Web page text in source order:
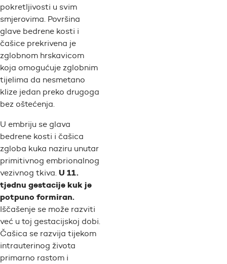
pokretljivosti u svim
smjerovima. Površina
glave bedrene kosti i
čašice prekrivena je
zglobnom hrskavicom
koja omogućuje zglobnim
tijelima da nesmetano
klize jedan preko drugoga
bez oštećenja.
U embriju se glava
bedrene kosti i čašica
zgloba kuka naziru unutar
primitivnog embrionalnog
vezivnog tkiva. U 11.
tjednu gestacije kuk je
potpuno formiran.
Iščašenje se može razviti
već u toj gestacijskoj dobi.
Čašica se razvija tijekom
intrauterinog života
primarno rastom i